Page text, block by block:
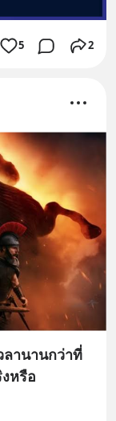
5 2
ลานานกว่าที่
หรือ